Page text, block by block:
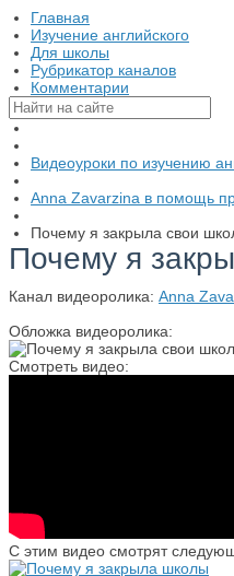
Главная
Изучение английского
Для школы
Рубрикатор каналов
Комментарии
Видеоуроки по изучению
Anna Zavarzina в помощь
Почему я закрыла свои
Почему я
Канал видеоролика: Anna
Обложка видеоролика:
Смотреть видео:
С этим видео смотрят